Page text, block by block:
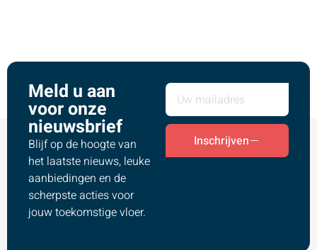
Meld u aan
voor onze
nieuwsbrief
Blijf op de hoogte van
het laatste nieuws, leuke
aanbiedingen en de
scherpste acties voor
jouw toekomstige vloer.
Inschrijven